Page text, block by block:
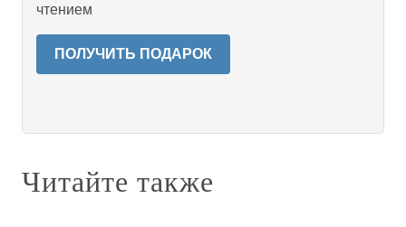
чтением
ПОЛУЧИТЬ ПОДАРОК
Читайте также